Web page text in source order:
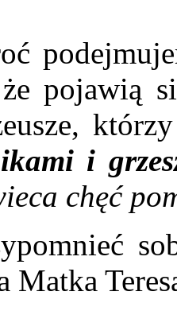
pojawią
i
chęć
Matka